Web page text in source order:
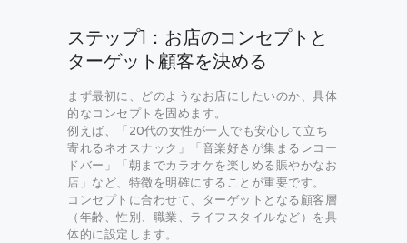
ステップ1：お店のコンセプトと
ターゲット顧客を決める
まず最初に、どのようなお店にしたいのか、具体
的なコンセプトを固めます。
例えば、「20代の女性が一人でも安心して立ち
寄れるネオスナック」「音楽好きが集まるレコー
ドバー」「朝までカラオケを楽しめる賑やかなお
店」など、特徴を明確にすることが重要です。
コンセプトに合わせて、ターゲットとなる顧客層
（年齢、性別、職業、ライフスタイルなど）を具
体的に設定します。